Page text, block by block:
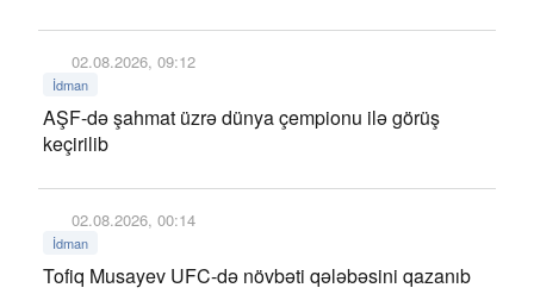
02.08.2026, 09:12
İdman
AŞF-də şahmat üzrə dünya çempionu ilə görüş
keçirilib
02.08.2026, 00:14
İdman
Tofiq Musayev UFC-də növbəti qələbəsini qazanıb